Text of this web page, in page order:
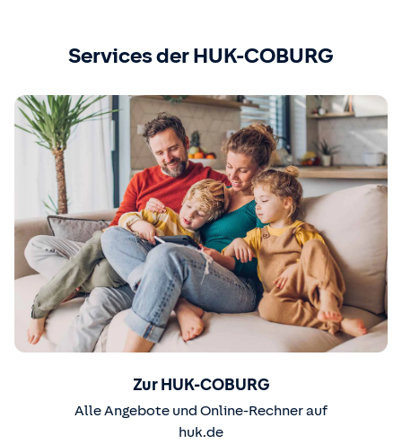
Services der HUK-COBURG
Zur HUK-COBURG
Alle Angebote und Online-Rechner auf
huk.de